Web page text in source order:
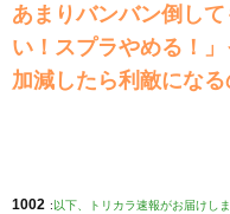
あまりバンバン倒し
い！スプラやめる！
加減したら利敵にな
1002 : 以下、トリカラ速報がお届けし